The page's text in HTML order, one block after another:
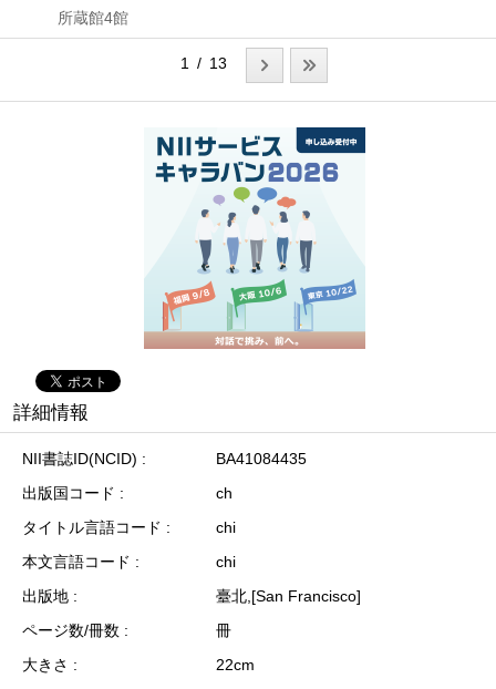
所蔵館4館
1 / 13
詳細情報
NII書誌ID(NCID)
BA41084435
出版国コード
ch
タイトル言語コード
chi
本文言語コード
chi
出版地
臺北,[San Francisco]
ページ数/冊数
冊
大きさ
22cm